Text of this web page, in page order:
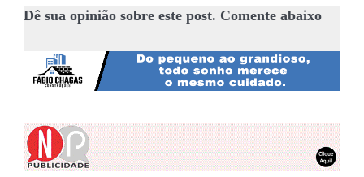
Dê sua opinião sobre este post. Comente abaixo